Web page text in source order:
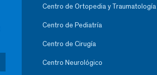
Centro de Ortopedia y Traumatología
Centro de Pediatría
Centro de Cirugía
Centro Neurológico